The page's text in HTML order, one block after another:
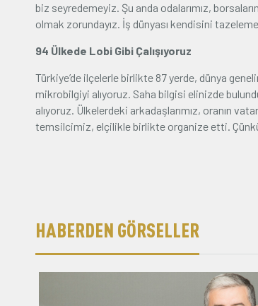
biz seyredemeyiz. Şu anda odalarımız,
olmak zorundayız. İş dünyası kendisini
94 Ülkede Lobi Gibi Çalışıyoruz
Türkiye’de ilçelerle birlikte 87 yerde, dünya
mikrobilgiyi alıyoruz. Saha bilgisi elinizde
alıyoruz. Ülkelerdeki arkadaşlarımız, oranın
temsilcimiz, elçilikle birlikte organize etti.
HABERDEN GÖRSELLER